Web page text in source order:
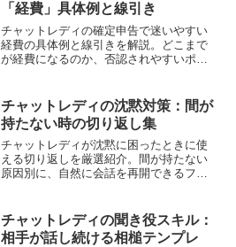
「経費」具体例と線引き
チャットレディの確定申告で迷いやすい
経費の具体例と線引きを解説。どこまで
が経費になるのか、否認されやすいポイ
ます。
チャットレディの沈黙対策：間が
持たない時の切り返し集
チャットレディが沈黙に困ったときに使
える切り返しを厳選紹介。間が持たない
原因別に、自然に会話を再開できるフレ
チャットレディの聞き役スキル：
相手が話し続ける相槌テンプレ